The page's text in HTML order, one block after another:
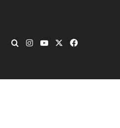
فيسبوك ‫YouTube